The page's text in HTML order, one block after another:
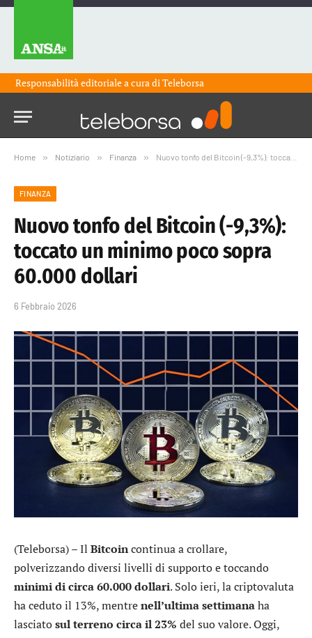
Responsabilità editoriale a cura diTeleborsa
Home » Notiziario » Finanza » Nuovo tonfo del Bitcoin (-9,3%): toccato un minimo poco sopra 60.000 dollari
FINANZA
Nuovo tonfo del Bitcoin (-9,3%):
toccato un minimo poco sopra
60.000 dollari
6 Febbraio 2026
(Teleborsa) – Il Bitcoincontinua a crollare,
polverizzando diversi livelli di supporto e toccando
minimi di circa 60.000 dollari. Solo ieri, la criptovaluta
ha ceduto il 13%, mentrenell’ultima settimanaha
lasciatosul terreno circa il 23% del suo valore. Oggi,